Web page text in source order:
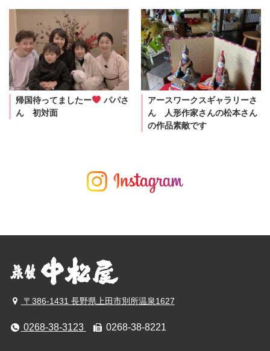
帰国待ってましたー
パパさ
ん 初対面
アースワークスギャラリーさ
ん 人形作家さんの松本さん
の作品素敵です
〒386-1431 長野県上田市別所温泉1627
0268-38-3123 0268-38-8221